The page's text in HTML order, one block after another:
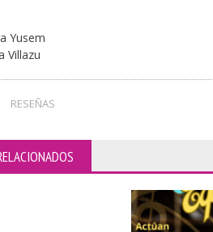
Yusem
Villazu
RESEÑAS